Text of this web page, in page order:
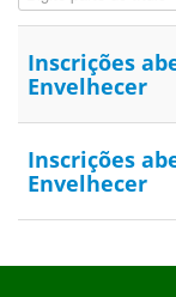
Inscrições
Envelhecer
Inscrições
Envelhecer